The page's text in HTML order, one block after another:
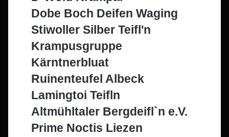
Dobe Boch Deifen Waging
Stiwoller Silber Teifl'n
Krampusgruppe
Kärntnerbluat
Ruinenteufel Albeck
Lamingtoi Teifln
Altmühltaler Bergdeifl`n e.V.
Prime Noctis Liezen